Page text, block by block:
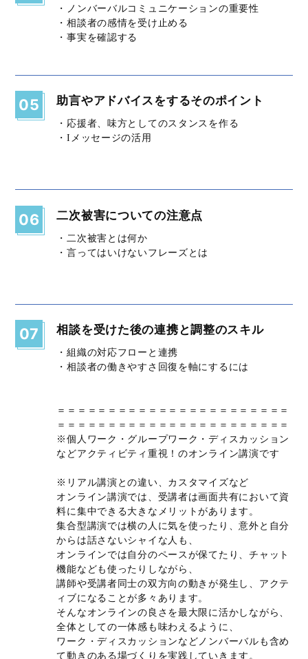
・ノンバーバルコミュニケーションの重要性
・相談者の感情を受け止める
・事実を確認する
05 助言やアドバイスをするそのポイント
・応援者、味方としてのスタンスを作る
・Iメッセージの活用
06 二次被害についての注意点
・二次被害とは何か
・言ってはいけないフレーズとは
07 相談を受けた後の連携と調整のスキル
・組織の対応フローと連携
・相談者の働きやすさ回復を軸にするには
＝＝＝＝＝＝＝＝＝＝＝＝＝＝＝＝＝＝＝＝＝＝＝
＝＝＝＝＝＝＝＝＝＝＝＝＝＝＝＝＝＝＝＝＝＝＝
※個人ワーク・グループワーク・ディスカッション
などアクティビティ重視！のオンライン講演です
※リアル講演との違い、カスタマイズなど
オンライン講演では、受講者は画面共有において資
料に集中できる大きなメリットがあります。
集合型講演では横の人に気を使ったり、意外と自分
からは話さないシャイな人も、
オンラインでは自分のペースが保てたり、チャット
機能なども使ったりしながら、
講師や受講者同士の双方向の動きが発生し、アクテ
ィブになることが多々あります。
そんなオンラインの良さを最大限に活かしながら、
全体としての一体感も味わえるように、
ワーク・ディスカッションなどノンバーバルも含め
て動きのある場づくりを実践していきます。